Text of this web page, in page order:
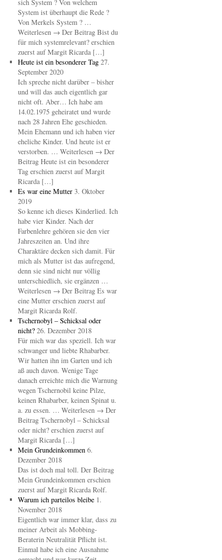
sich System ? Von welchem
System ist überhaupt die Rede ?
Von Merkels System ? …
Weiterlesen → Der Beitrag Bist du
für mich systemrelevant? erschien
zuerst auf Margit Ricarda […]
Heute ist ein besonderer Tag 27.
September 2020
Ich spreche nicht darüber – bisher
und will das auch eigentlich gar
nicht oft. Aber… Ich habe am
14.02.1975 geheiratet und wurde
nach 28 Jahren Ehe geschieden.
Mein Ehemann und ich haben vier
eheliche Kinder. Und heute ist er
verstorben. … Weiterlesen → Der
Beitrag Heute ist ein besonderer
Tag erschien zuerst auf Margit
Ricarda […]
Es war eine Mutter 3. Oktober
2019
So kenne ich dieses Kinderlied. Ich
habe vier Kinder. Nach der
Farbenlehre gehören sie den vier
Jahreszeiten an. Und ihre
Charaktäre decken sich damit. Für
mich als Mutter ist das aufregend,
denn sie sind nicht nur völlig
unterschiedlich, sie ergänzen …
Weiterlesen → Der Beitrag Es war
eine Mutter erschien zuerst auf
Margit Ricarda Rolf.
Tschernobyl – Schicksal oder
nicht? 26. Dezember 2018
Für mich war das speziell. Ich war
schwanger und liebte Rhabarber.
Wir hatten ihn im Garten und ich
aß auch davon. Wenige Tage
danach erreichte mich die Warnung
wegen Tschernobil keine Pilze,
keinen Rhabarber, keinen Spinat u.
a. zu essen. … Weiterlesen → Der
Beitrag Tschernobyl – Schicksal
oder nicht? erschien zuerst auf
Margit Ricarda […]
Mein Grundeinkommen 6.
Dezember 2018
Das ist doch mal toll. Der Beitrag
Mein Grundeinkommen erschien
zuerst auf Margit Ricarda Rolf.
Warum ich parteilos bleibe 1.
November 2018
Eigentlich war immer klar, dass zu
meiner Arbeit als Mobbing-
Beraterin Neutralität Pflicht ist.
Einmal habe ich eine Ausnahme